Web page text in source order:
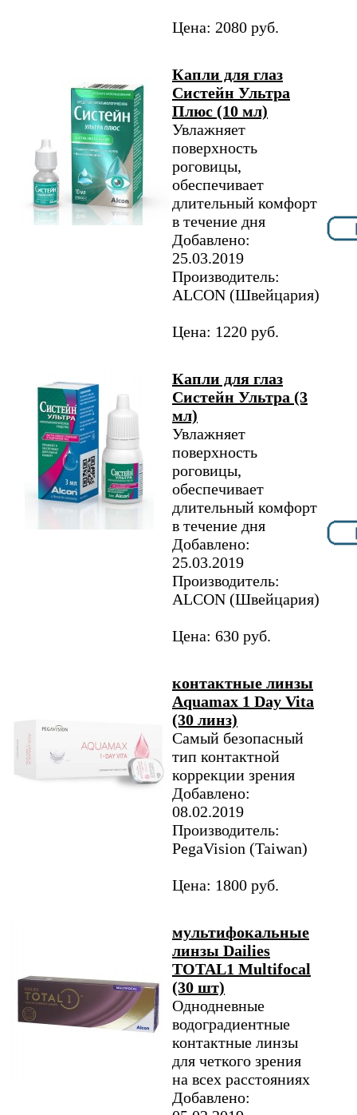
Цена: 2080 руб.
Капли для глаз
Систейн Ультра
Плюс (10 мл)
Увлажняет
поверхность
роговицы,
обеспечивает
длительный комфорт
в течение дня
Добавлено:
25.03.2019
Производитель:
ALCON (Швейцария)
Цена: 1220 руб.
Капли для глаз
Систейн Ультра (3
мл)
Увлажняет
поверхность
роговицы,
обеспечивает
длительный комфорт
в течение дня
Добавлено:
25.03.2019
Производитель:
ALCON (Швейцария)
Цена: 630 руб.
контактные линзы
Aquamax 1 Day Vita
(30 линз)
Самый безопасный
тип контактной
коррекции зрения
Добавлено:
08.02.2019
Производитель:
PegaVision (Taiwan)
Цена: 1800 руб.
мультифокальные
линзы Dailies
TOTAL1 Multifocal
(30 шт)
Однодневные
водоградиентные
контактные линзы
для четкого зрения
на всех расстояниях
Добавлено: